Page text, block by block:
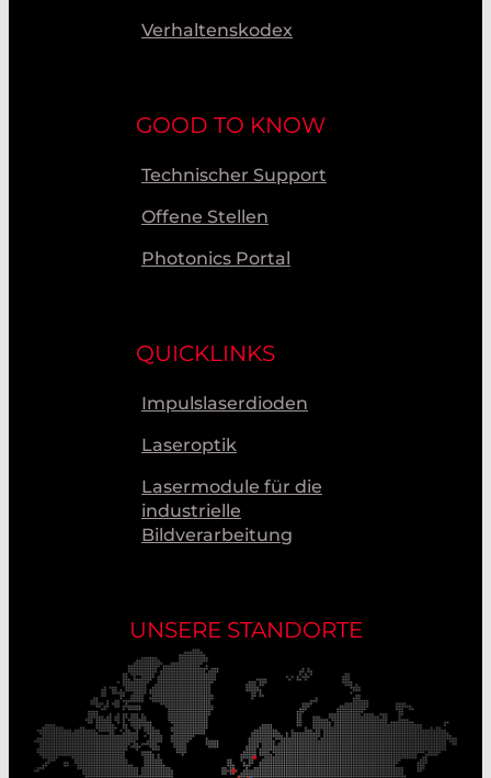
Verhaltenskodex
GOOD TO KNOW
Technischer Support
Offene Stellen
Photonics Portal
QUICKLINKS
Impulslaserdioden
Laseroptik
Lasermodule für die
industrielle
Bildverarbeitung
UNSERE STANDORTE